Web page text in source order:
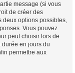
message (si vous
de créer des
deux options possibles,
Vous pouvez
peut choisir lors de
durée en jours du
permettre aux